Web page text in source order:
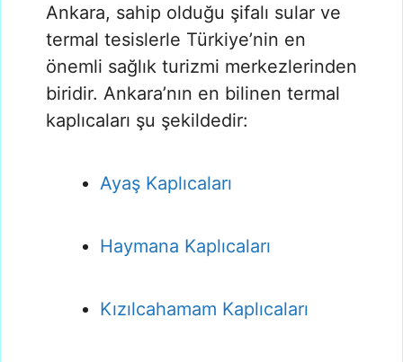
Ankara, sahip olduğu şifalı sular ve
termal tesislerle Türkiye’nin en
önemli sağlık turizmi merkezlerinden
biridir. Ankara’nın en bilinen termal
kaplıcaları şu şekildedir:
Ayaş Kaplıcaları
Haymana Kaplıcaları
Kızılcahamam Kaplıcaları